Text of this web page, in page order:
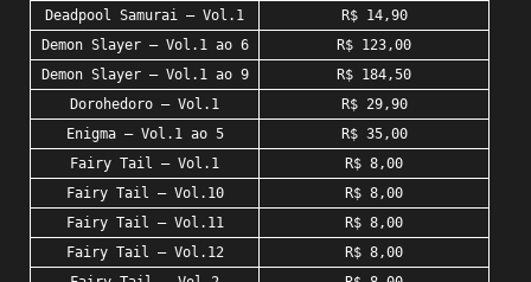
Deadpool Samurai – Vol.1
R$ 14,90
Demon Slayer – Vol.1 ao 6
R$ 123,00
Demon Slayer – Vol.1 ao 9
R$ 184,50
Dorohedoro – Vol.1
R$ 29,90
Enigma – Vol.1 ao 5
R$ 35,00
Fairy Tail – Vol.1
R$ 8,00
Fairy Tail – Vol.10
R$ 8,00
Fairy Tail – Vol.11
R$ 8,00
Fairy Tail – Vol.12
R$ 8,00